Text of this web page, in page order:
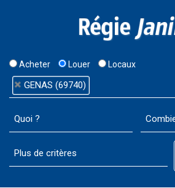
Acheter Louer Locaux
GENAS (69740)